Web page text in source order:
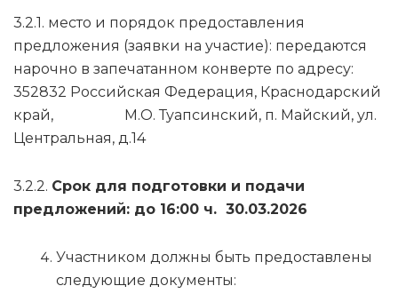
3.2.1. место и порядок предоставления
предложения (заявки на участие): передаются
нарочно в запечатанном конверте по адресу:
352832 Российская Федерация, Краснодарский
край, М.О. Туапсинский, п. Майский, ул.
Центральная, д.14
3.2.2. Срок для подготовки и подачи
предложений: до 16:00 ч. 30.03.2026
Участником должны быть предоставлены
следующие документы: